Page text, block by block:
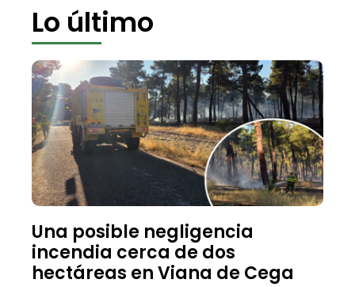
Lo último
Una posible negligencia
incendia cerca de dos
hectáreas en Viana de Cega